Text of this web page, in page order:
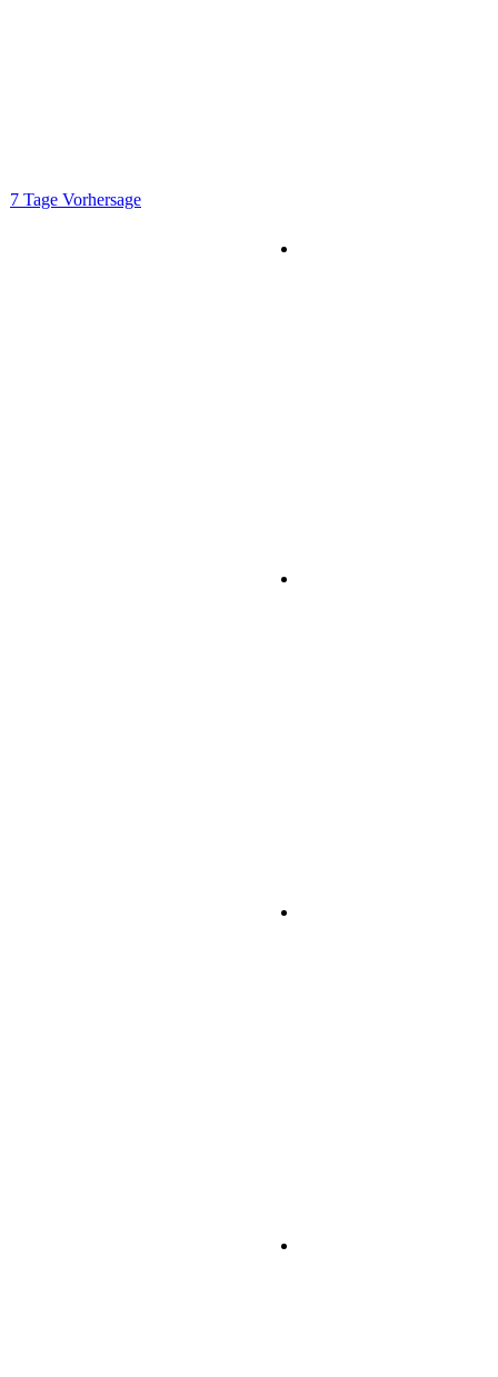
7 Tage Vorhersage